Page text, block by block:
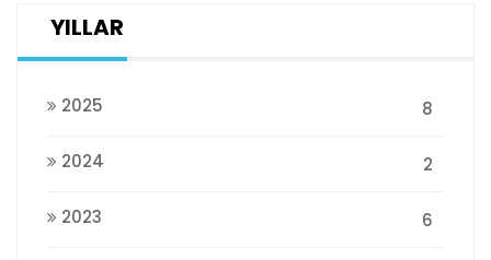
YILLAR
2025 8
2024 2
2023 6